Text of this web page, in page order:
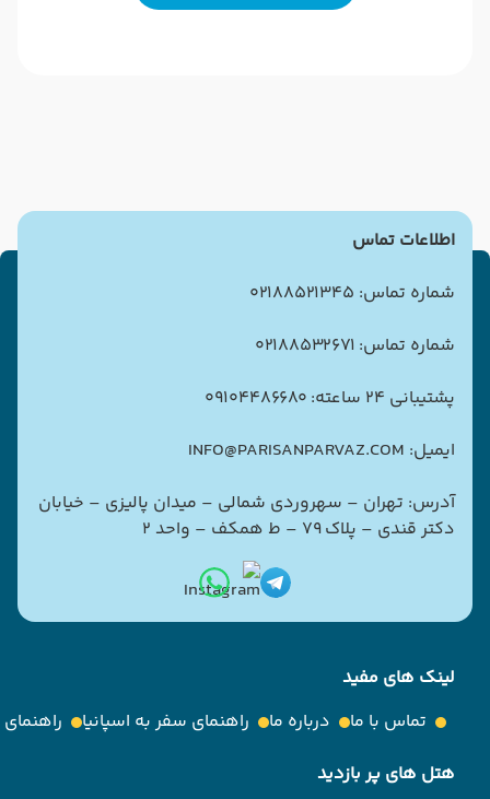
اطلاعات تماس
شماره تماس: 02188521345
شماره تماس: 02188532671
پشتیبانی 24 ساعته: 09104486680
ایمیل: INFO@PARISANPARVAZ.COM
آدرس: تهران – سهروردی شمالی – میدان پالیزی – خیابان
دکتر قندی – پلاک ۷۹ – ط همکف – واحد ۲
لینک های مفید
تماس با ما
درباره ما راهنمای سفر به اسپانیا
هتل های پر بازدید